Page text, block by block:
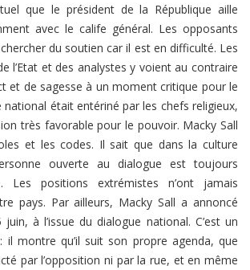
que le président de la République aille
avec le calife général. Les opposants
du soutien car il est en difficulté. Les
l’Etat et des analystes y voient au contraire
et de sagesse à un moment critique pour le
national était entériné par les chefs religieux,
très favorable pour le pouvoir. Macky Sall
et les codes. Il sait que dans la culture
ouverte au dialogue est toujours
Les positions extrémistes n’ont jamais
pays. Par ailleurs, Macky Sall a annoncé
juin, à l’issue du dialogue national. C’est un
il montre qu’il suit son propre agenda, que
par l’opposition ni par la rue, et en même